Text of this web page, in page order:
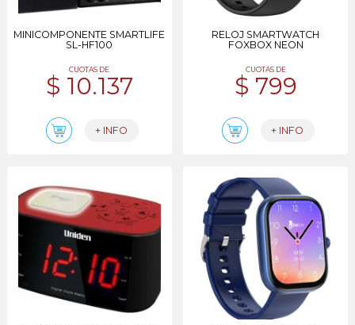
MINICOMPONENTE SMARTLIFE
SL-HF100
CUOTAS DE
$ 10.137
+ INFO
RELOJ SMARTWATCH
FOXBOX NEON
CUOTAS DE
$ 799
+ INFO